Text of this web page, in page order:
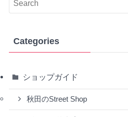
Categories
ショップガイド
秋田のStreet Shop